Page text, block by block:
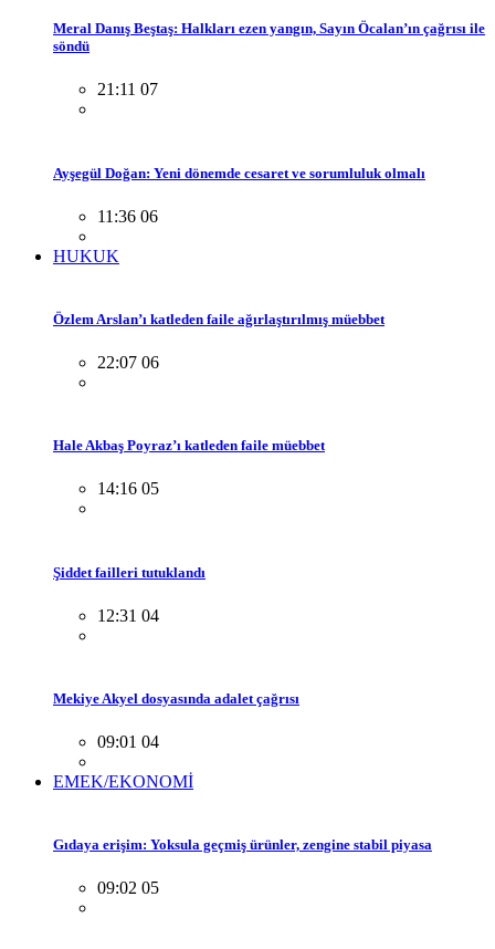
Meral Danış Beştaş: Halkları ezen yangın, Sayın Öcalan’ın çağrısı ile
söndü
21:11 07
Ayşegül Doğan: Yeni dönemde cesaret ve sorumluluk olmalı
11:36 06
HUKUK
Özlem Arslan’ı katleden faile ağırlaştırılmış müebbet
22:07 06
Hale Akbaş Poyraz’ı katleden faile müebbet
14:16 05
Şiddet failleri tutuklandı
12:31 04
Mekiye Akyel dosyasında adalet çağrısı
09:01 04
EMEK/EKONOMİ
Gıdaya erişim: Yoksula geçmiş ürünler, zengine stabil piyasa
09:02 05